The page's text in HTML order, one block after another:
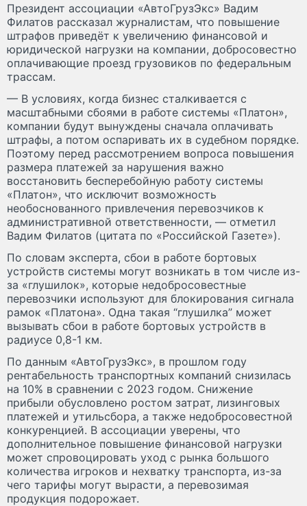
Президент ассоциации «АвтоГрузЭкс» Вадим
Филатов рассказал журналистам, что повышение
штрафов приведёт к увеличению финансовой и
юридической нагрузки на компании, добросовестно
оплачивающие проезд грузовиков по федеральным
трассам.
— В условиях, когда бизнес сталкивается с
масштабными сбоями в работе системы «Платон»,
компании будут вынуждены сначала оплачивать
штрафы, а потом оспаривать их в судебном порядке.
Поэтому перед рассмотрением вопроса повышения
размера платежей за нарушения важно
восстановить бесперебойную работу системы
«Платон», что исключит возможность
необоснованного привлечения перевозчиков к
административной ответственности, — отметил
Вадим Филатов (цитата по «Российской Газете»).
По словам эксперта, сбои в работе бортовых
устройств системы могут возникать в том числе из-
за «глушилок», которые недобросовестные
перевозчики используют для блокирования сигнала
рамок «Платона». Одна такая “глушилка” может
вызывать сбои в работе бортовых устройств в
радиусе 0,8-1 км.
По данным «АвтоГрузЭкс», в прошлом году
рентабельность транспортных компаний снизилась
на 10% в сравнении с 2023 годом. Снижение
прибыли обусловлено ростом затрат, лизинговых
платежей и утильсбора, а также недобросовестной
конкуренцией. В ассоциации уверены, что
дополнительное повышение финансовой нагрузки
может спровоцировать уход с рынка большого
количества игроков и нехватку транспорта, из-за
чего тарифы могут вырасти, а перевозимая
продукция подорожает.